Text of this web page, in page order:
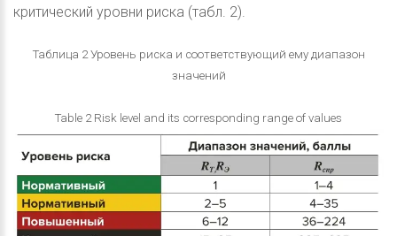
критический уровни риска (табл. 2).
Таблица 2 Уровень риска и соответствующий ему диапазон
значений
Table 2 Risk level and its corresponding range of values